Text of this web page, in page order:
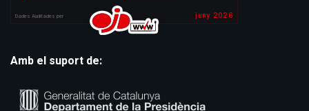
Amb el suport de: